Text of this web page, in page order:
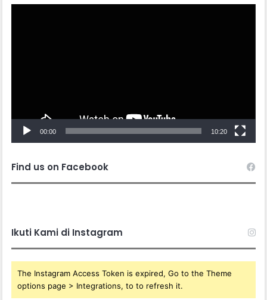
00:00 10:20
Find us on Facebook
Ikuti Kami di Instagram
The Instagram Access Token is expired, Go to the Theme
options page > Integrations, to to refresh it.